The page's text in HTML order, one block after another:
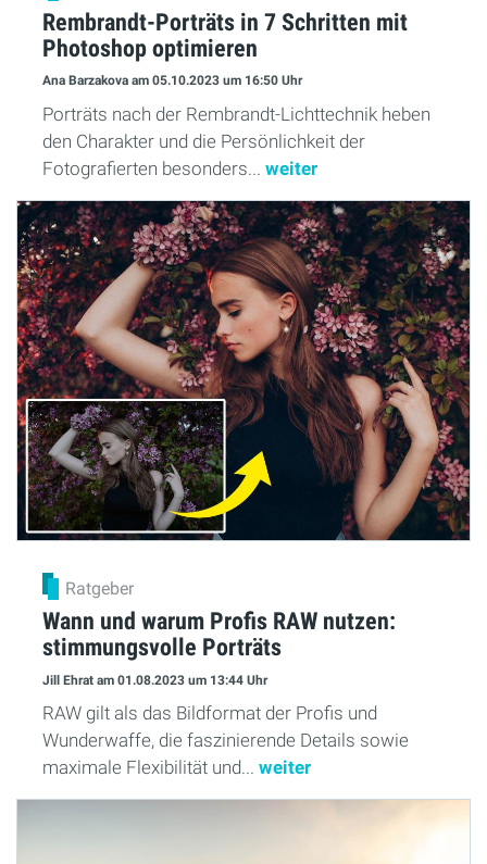
Rembrandt-Porträts in 7 Schritten mit
Photoshop optimieren
Ana Barzakova am 05.10.2023 um 16:50 Uhr
Porträts nach der Rembrandt-Lichttechnik heben
den Charakter und die Persönlichkeit der
Fotografierten besonders... weiter
Ratgeber
Wann und warum Profis RAW nutzen:
stimmungsvolle Porträts
Jill Ehrat am 01.08.2023 um 13:44 Uhr
RAW gilt als das Bildformat der Profis und
Wunderwaffe, die faszinierende Details sowie
maximale Flexibilität und... weiter